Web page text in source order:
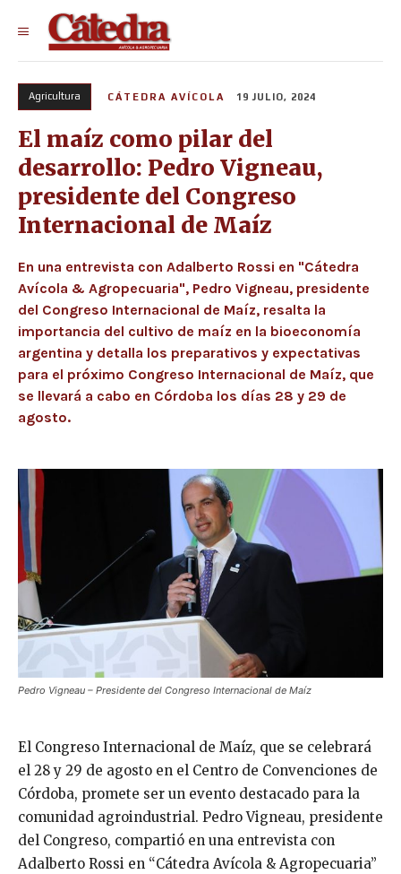
Agricultura CÁTEDRA AVÍCOLA 19 JULIO, 2024
El maíz como pilar del
desarrollo: Pedro Vigneau,
presidente del Congreso
Internacional de Maíz
En una entrevista con Adalberto Rossi en "Cátedra
Avícola & Agropecuaria", Pedro Vigneau, presidente
del Congreso Internacional de Maíz, resalta la
importancia del cultivo de maíz en la bioeconomía
argentina y detalla los preparativos y expectativas
para el próximo Congreso Internacional de Maíz, que
se llevará a cabo en Córdoba los días 28 y 29 de
agosto.
Pedro Vigneau – Presidente del Congreso Internacional de Maíz
El Congreso Internacional de Maíz, que se celebrará
el 28 y 29 de agosto en el Centro de Convenciones de
Córdoba, promete ser un evento destacado para la
comunidad agroindustrial. Pedro Vigneau, presidente
del Congreso, compartió en una entrevista con
Adalberto Rossi en “Cátedra Avícola & Agropecuaria”